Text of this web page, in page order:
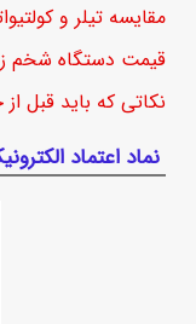
مقایسه تیلر و
قیمت دستگاه شخم
نکاتی که باید قبل
نماد اعتماد